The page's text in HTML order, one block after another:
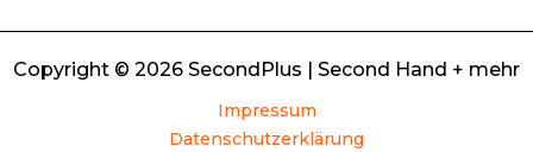
Copyright © 2026 SecondPlus | Second Hand + mehr
Impressum
Datenschutzerklärung